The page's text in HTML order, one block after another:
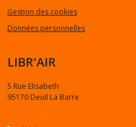
Gestion des cookies
Données personnelles
LIBR'AIR
5 Rue Elisabeth
95170 Deuil La Barre